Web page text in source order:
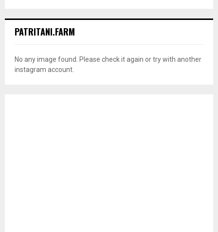
PATRITANI.FARM
No any image found. Please check it again or try with another
instagram account.